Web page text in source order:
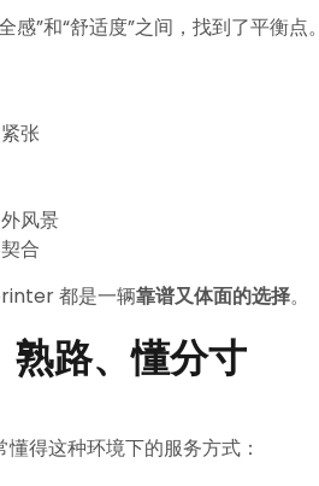
感”和“舒适度”之间，找到了平衡点。
张
风景
合
都是一辆靠谱又体面的选择。
熟路、懂分寸
懂得这种环境下的服务方式：